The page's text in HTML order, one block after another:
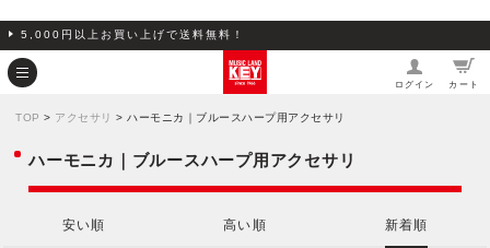
5,000円以上お買い上げで送料無料！
ログイン カート
TOP > アクセサリ > ハーモニカ｜ブルースハープ用アクセサリ
ハーモニカ｜ブルースハープ用アクセサリ
安い順 高い順 新着順